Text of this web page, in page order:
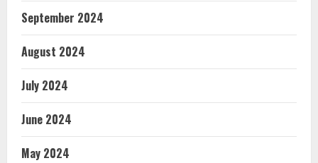
September 2024
August 2024
July 2024
June 2024
May 2024